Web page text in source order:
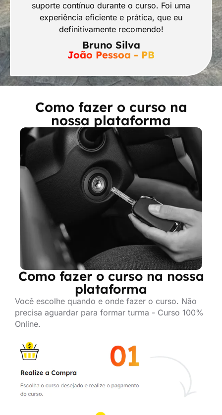
suporte contínuo durante o curso. Foi uma
experiência eficiente e prática, que eu
definitivamente recomendo!
Bruno Silva
João Pessoa - PB
Como fazer o curso na
nossa plataforma
Como fazer o curso na nossa
plataforma
Você escolhe quando e onde fazer o curso. Não
precisa aguardar para formar turma - Curso 100%
Online.